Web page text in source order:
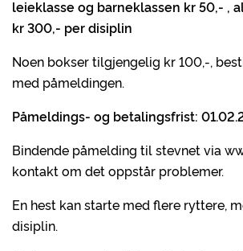
leieklasse og barneklassen kr 50,- ,
kr 300,- per disiplin
Noen bokser tilgjengelig kr 100,-,
med påmeldingen.
Påmeldings- og betalingsfrist: 01.02.
Bindende påmelding til stevnet via
kontakt om det oppstår problemer.
En hest kan starte med flere ryttere,
disiplin.